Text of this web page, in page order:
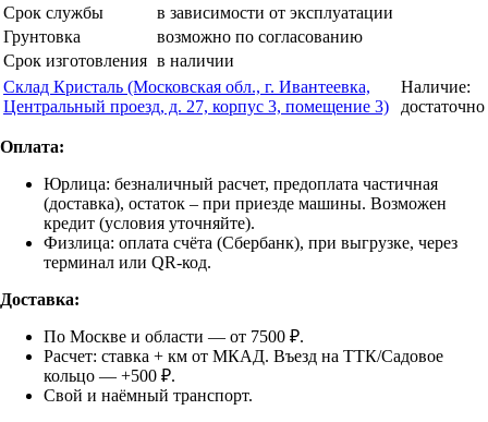
Срок службы
в зависимости от эксплуатации
Грунтовка
возможно по согласованию
Срок изготовления в наличии
Склад Кристаль (Московская обл., г. Ивантеевка,
Центральный проезд, д. 27, корпус 3, помещение 3)
Наличие:
достаточно
Оплата:
Юрлица: безналичный расчет, предоплата частичная
(доставка), остаток – при приезде машины. Возможен
кредит (условия уточняйте).
Физлица: оплата счёта (Сбербанк), при выгрузке, через
терминал или QR-код.
Доставка:
По Москве и области — от 7500 ₽.
Расчет: ставка + км от МКАД. Въезд на ТТК/Садовое
кольцо — +500 ₽.
Свой и наёмный транспорт.